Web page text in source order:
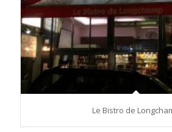
Le Bistro de